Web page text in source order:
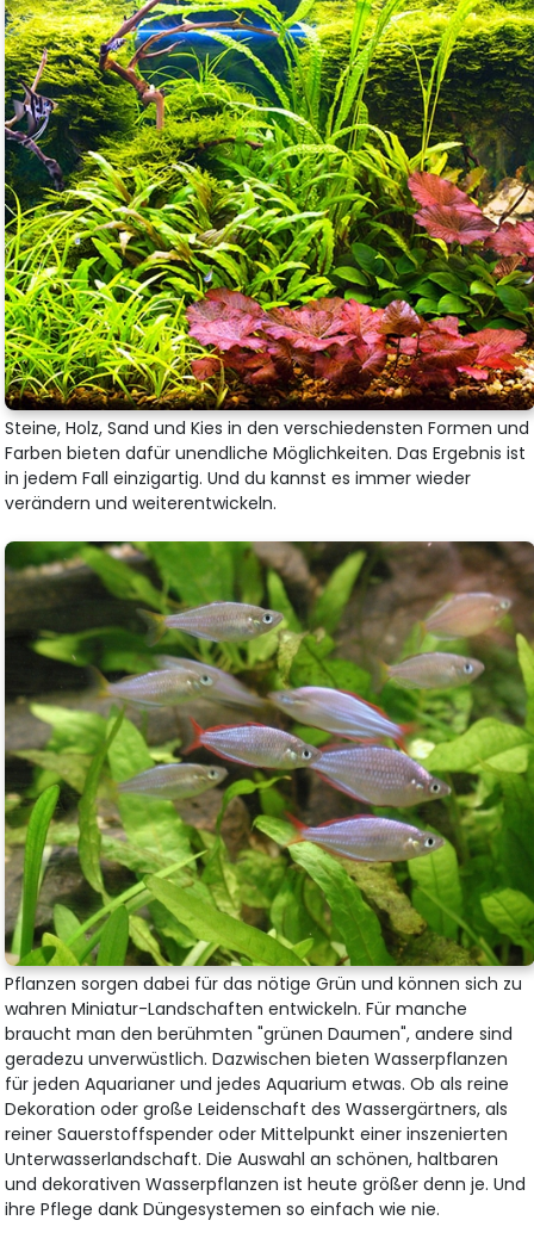
Steine, Holz, Sand und Kies in den verschiedensten Formen und
Farben bieten dafür unendliche Möglichkeiten. Das Ergebnis ist
in jedem Fall einzigartig. Und du kannst es immer wieder
verändern und weiterentwickeln.
Pflanzen sorgen dabei für das nötige Grün und können sich zu
wahren Miniatur-Landschaften entwickeln. Für manche
braucht man den berühmten "grünen Daumen", andere sind
geradezu unverwüstlich. Dazwischen bieten Wasserpflanzen
für jeden Aquarianer und jedes Aquarium etwas. Ob als reine
Dekoration oder große Leidenschaft des Wassergärtners, als
reiner Sauerstoffspender oder Mittelpunkt einer inszenierten
Unterwasserlandschaft. Die Auswahl an schönen, haltbaren
und dekorativen Wasserpflanzen ist heute größer denn je. Und
ihre Pflege dank Düngesystemen so einfach wie nie.